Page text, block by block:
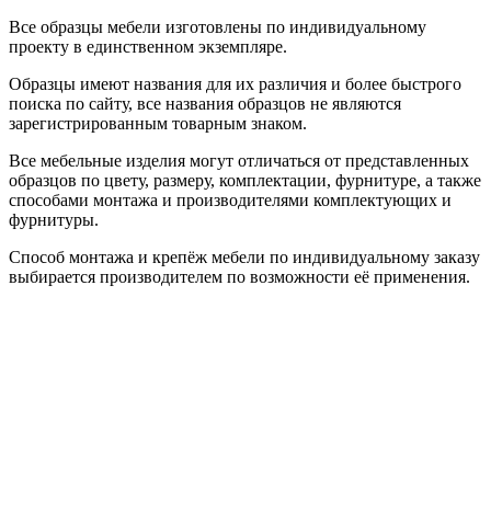
Все образцы мебели изготовлены по индивидуальному
проекту в единственном экземпляре.
Образцы имеют названия для их различия и более быстрого
поиска по сайту, все названия образцов не являются
зарегистрированным товарным знаком.
Все мебельные изделия могут отличаться от представленных
образцов по цвету, размеру, комплектации, фурнитуре, а также
способами монтажа и производителями комплектующих и
фурнитуры.
Способ монтажа и крепёж мебели по индивидуальному заказу
выбирается производителем по возможности её применения.